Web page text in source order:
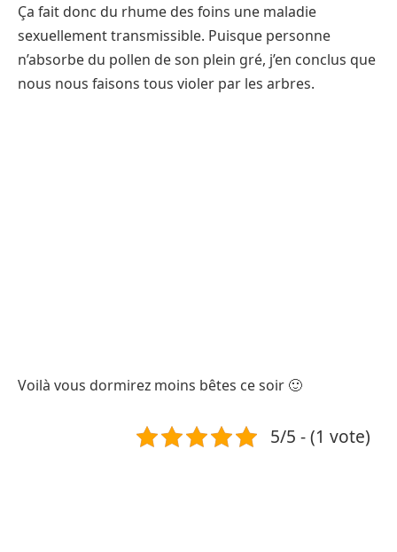
Ça fait donc du rhume des foins une maladie
sexuellement transmissible. Puisque personne
n’absorbe du pollen de son plein gré, j’en conclus que
nous nous faisons tous violer par les arbres.
Voilà vous dormirez moins bêtes ce soir 🙂
5/5 - (1 vote)